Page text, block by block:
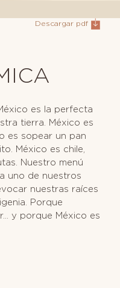
Descargar pdf
es la perfecta
tierra. México es
es sopear un pan
México es chile,
Nuestro menú
uno de nuestros
nuestras raíces
Porque
y porque México es